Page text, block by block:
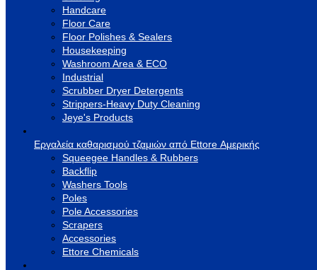
Handcare
Floor Care
Floor Polishes & Sealers
Housekeeping
Washroom Area & ECO
Industrial
Scrubber Dryer Detergents
Strippers-Heavy Duty Cleaning
Jeye's Products
Εργαλεία καθαρισμού τζαμιών από Ettore Αμερικής
Squeegee Handles & Rubbers
Backflip
Washers Tools
Poles
Pole Accessories
Scrapers
Accessories
Ettore Chemicals